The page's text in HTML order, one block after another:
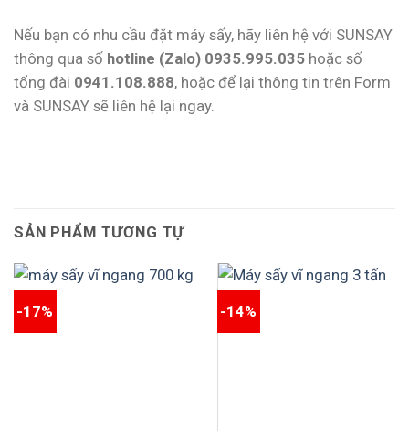
Nếu bạn có nhu cầu đặt máy sấy, hãy liên hệ với SUNSAY
thông qua số hotline (Zalo) 0935.995.035 hoặc số
tổng đài 0941.108.888, hoặc để lại thông tin trên Form
và SUNSAY sẽ liên hệ lại ngay.
SẢN PHẨM TƯƠNG TỰ
-17% -14%